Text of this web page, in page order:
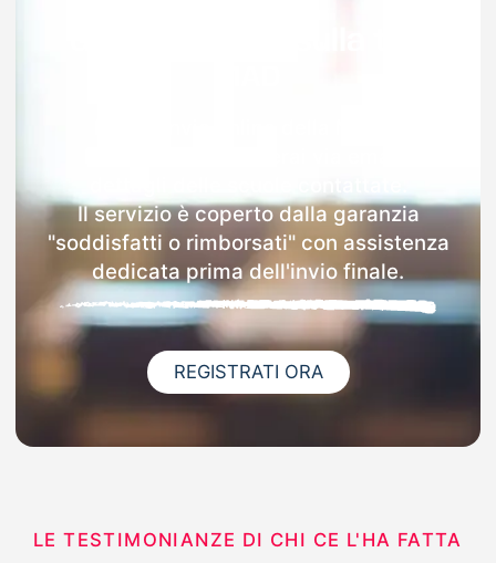
Il servizio è coperto dalla garanzia
"soddisfatti o rimborsati" con assistenza
dedicata prima dell'invio finale.
REGISTRATI ORA
LE TESTIMONIANZE DI CHI CE L'HA FATTA